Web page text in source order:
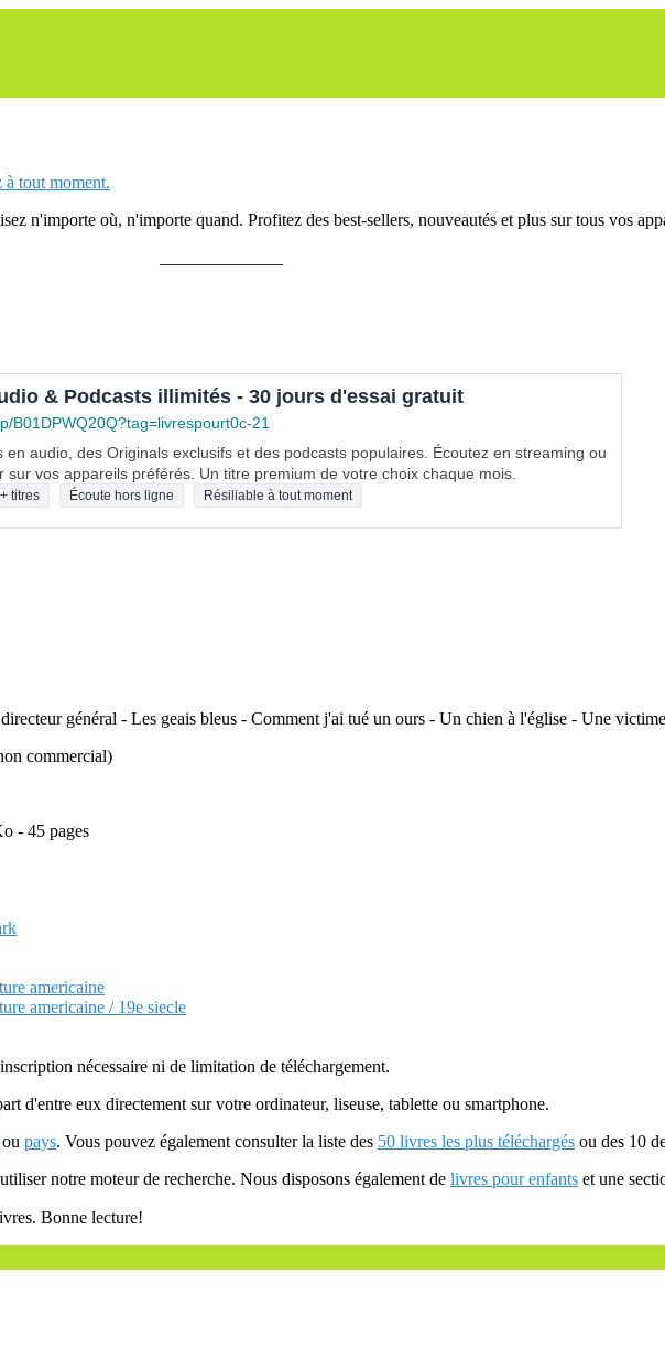
tout moment.
n'importe où, n'importe quand. Profitez des best-sellers, nouveautés et plus sur tous vos
& Podcasts illimités - 30 jours d'essai gratuit
B01DPWQ20Q?tag=livrespourt0c-21
en audio, des Originals exclusifs et des podcasts populaires. Écoutez en streaming ou
sur vos appareils préférés. Un titre premium de votre choix chaque mois.
titres Écoute hors ligne Résiliable à tout moment
général - Les geais bleus - Comment j'ai tué un ours - Un chien à l'église - Une
commercial)
- 45 pages
americaine
americaine / 19e siecle
nécessaire ni de limitation de téléchargement.
d'entre eux directement sur votre ordinateur, liseuse, tablette ou smartphone.
pays. Vous pouvez également consulter la liste des 50 livres les plus téléchargés ou des 10
notre moteur de recherche. Nous disposons également de livres pour enfants et une
Bonne lecture!